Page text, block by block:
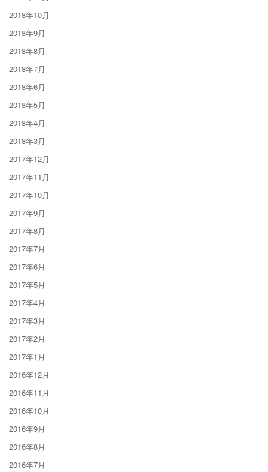
2018年10月
2018年9月
2018年8月
2018年7月
2018年6月
2018年5月
2018年4月
2018年3月
2017年12月
2017年11月
2017年10月
2017年9月
2017年8月
2017年7月
2017年6月
2017年5月
2017年4月
2017年3月
2017年2月
2017年1月
2016年12月
2016年11月
2016年10月
2016年9月
2016年8月
2016年7月